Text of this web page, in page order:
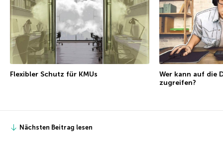
Flexibler Schutz für KMUs
Wer kann auf die
zugreifen?
Nächsten Beitrag lesen